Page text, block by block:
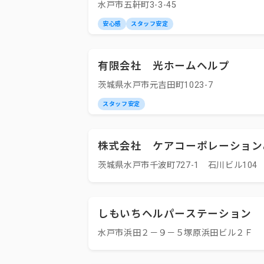
水戸市五軒町3-3-45
安心感 スタッフ安定
有限会社 光ホームヘルプ
茨城県水戸市元吉田町1023-7
スタッフ安定
株式会社 ケアコーポレーション
茨城県水戸市千波町727-1 石川ビル104
しもいちヘルパーステーション
水戸市浜田２－９－５塚原浜田ビル２Ｆ